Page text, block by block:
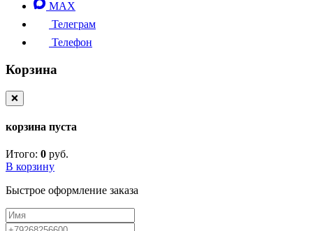
MAX
Телеграм
Телефон
Корзина
❌
корзина пуста
Итого: 0 руб.
В корзину
Быстрое оформление заказа